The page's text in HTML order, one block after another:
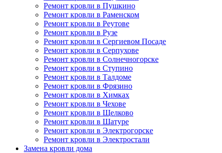
Ремонт кровли в Пушкино
Ремонт кровли в Раменском
Ремонт кровли в Реутове
Ремонт кровли в Рузе
Ремонт кровли в Сергиевом Посаде
Ремонт кровли в Серпухове
Ремонт кровли в Солнечногорске
Ремонт кровли в Ступино
Ремонт кровли в Талдоме
Ремонт кровли в Фрязино
Ремонт кровли в Химках
Ремонт кровли в Чехове
Ремонт кровли в Щелково
Ремонт кровли в Шатуре
Ремонт кровли в Электрогорске
Ремонт кровли в Электростали
Замена кровли дома